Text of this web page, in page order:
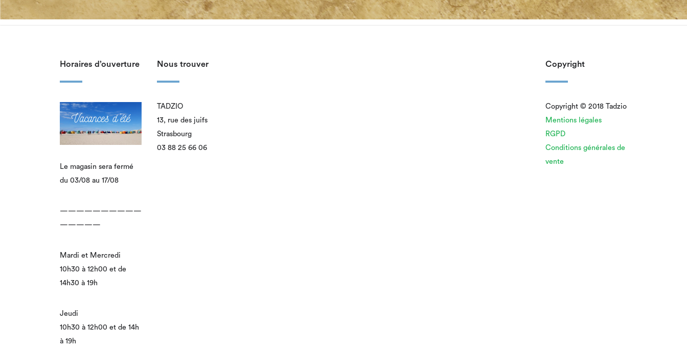
Horaires d’ouverture
Le magasin sera fermé
du 03/08 au 17/08
——————————
—————
Mardi et Mercredi
10h30 à 12h00 et de
14h30 à 19h
Jeudi
10h30 à 12h00 et de 14h
à 19h
Nous trouver
TADZIO
13, rue des juifs
Strasbourg
03 88 25 66 06
Copyright
Copyright © 2018 Tadzio
Mentions légales
RGPD
Conditions générales de
vente